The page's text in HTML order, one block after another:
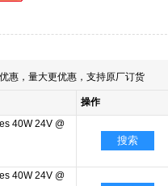
惠，量大更优惠，支持原厂订货
操作
40W 24V @
搜索
40W 24V @